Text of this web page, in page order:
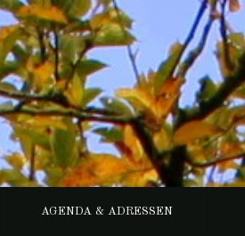
AGENDA & ADRESSEN